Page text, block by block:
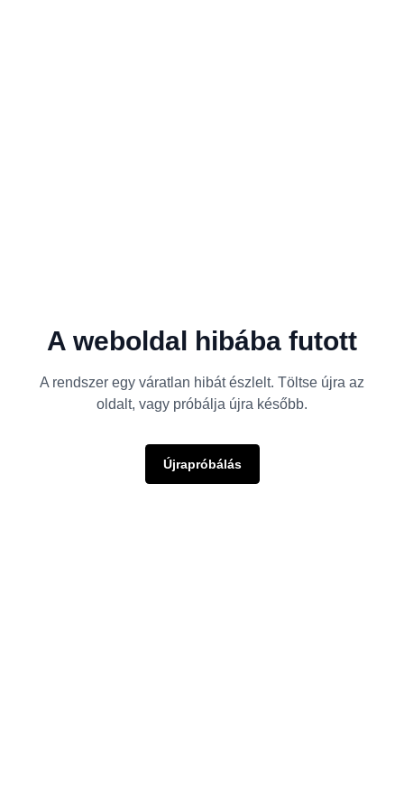
A weboldal hibába futott
A rendszer egy váratlan hibát észlelt. Töltse újra az
oldalt, vagy próbálja újra később.
Újrapróbálás